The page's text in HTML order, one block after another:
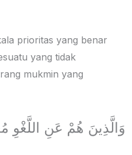
prioritas yang benar
yang tidak
وَالَّذِينَ هُمْ عَنِ اللَّغْوِ